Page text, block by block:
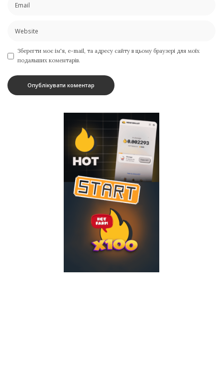
Зберегти моє ім'я, e-mail, та адресу сайту в цьому браузері для моїх
подальших коментарів.